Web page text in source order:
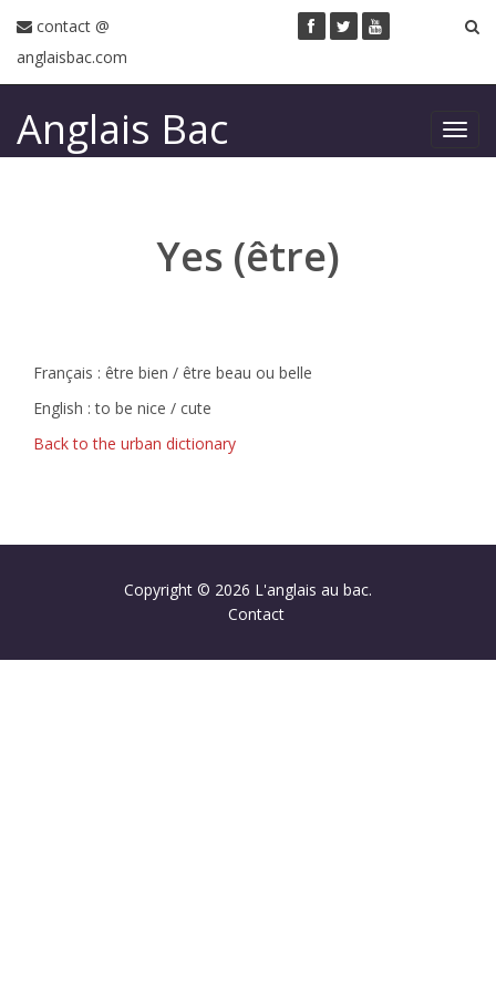
contact @
anglaisbac.com
Anglais Bac
Yes (être)
Français : être bien / être beau ou belle
English : to be nice / cute
Back to the urban dictionary
Copyright © 2026 L'anglais au bac.
Contact